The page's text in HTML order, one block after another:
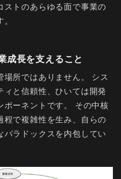
ストのあらゆる面で事業の
成長を支えること
所ではありません。 シス
と信頼性、ひいては開発
ーネントです。 その中核
で複雑性を生み、自らの
ラドックスを内包してい